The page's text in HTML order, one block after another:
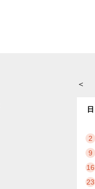
＜
日
2
9
16
23